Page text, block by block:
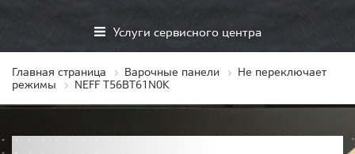
Услуги сервисного центра
Главная страница Варочные панели
Не переключает
режимы
NEFF T56BT61N0K